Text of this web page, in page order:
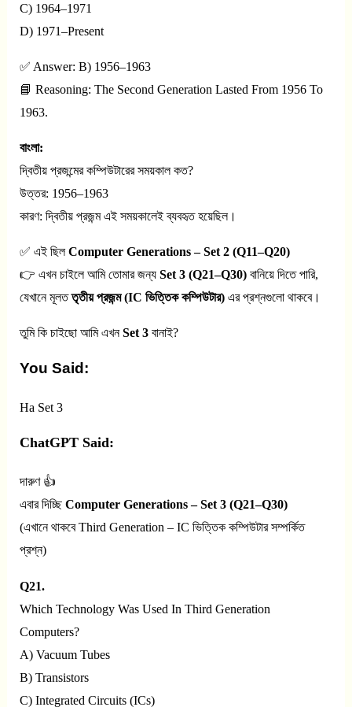
C) 1964–1971
D) 1971–Present
✅ Answer: B) 1956–1963
📘 Reasoning: The Second Generation Lasted From 1956 To
1963.
বাংলা:
দ্বিতীয় প্রজন্মের কম্পিউটারের সময়কাল কত?
উত্তর: 1956–1963
কারণ: দ্বিতীয় প্রজন্ম এই সময়কালেই ব্যবহৃত হয়েছিল।
✅ এই ছিলComputer Generations – Set 2 (Q11–Q20)
👉 এখন চাইলে আমি তোমার জন্য Set 3 (Q21–Q30)বানিয়ে দিতে পারি,
যেখানে মূলততৃতীয় প্রজন্ম (IC ভিত্তিক কম্পিউটার)এর প্রশ্নগুলো থাকবে।
তুমি কি চাইছো আমি এখনSet 3বানাই?
You Said:
Ha Set 3
ChatGPT Said:
দারুণ 👍
এবার দিচ্ছি Computer Generations – Set 3 (Q21–Q30)
(এখানে থাকবে Third Generation – IC ভিত্তিক কম্পিউটার সম্পর্কিত
প্রশ্ন)
Q21.
Which Technology Was Used In Third Generation
Computers?
A) Vacuum Tubes
B) Transistors
C) Integrated Circuits (ICs)